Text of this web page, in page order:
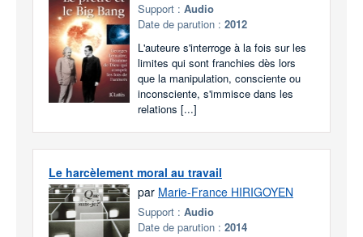
Support : Audio
Date de parution : 2012
L'auteure s'interroge à la fois sur les
limites qui sont franchies dès lors
que la manipulation, consciente ou
inconsciente, s'immisce dans les
relations [...]
Le harcèlement moral au travail
par Marie-France HIRIGOYEN
Support : Audio
Date de parution : 2014